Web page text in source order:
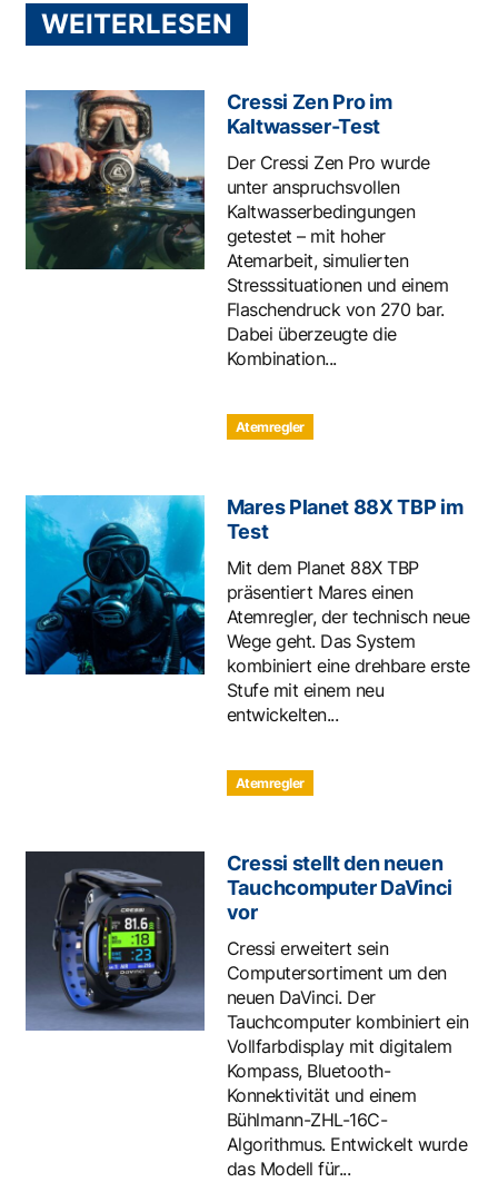
WEITERLESEN
Cressi Zen Pro im
Kaltwasser-Test
Der Cressi Zen Pro wurde
unter anspruchsvollen
Kaltwasserbedingungen
getestet – mit hoher
Atemarbeit, simulierten
Stresssituationen und einem
Flaschendruck von 270 bar.
Dabei überzeugte die
Kombination...
Atemregler
Mares Planet 88X TBP im
Test
Mit dem Planet 88X TBP
präsentiert Mares einen
Atemregler, der technisch neue
Wege geht. Das System
kombiniert eine drehbare erste
Stufe mit einem neu
entwickelten...
Atemregler
Cressi stellt den neuen
Tauchcomputer DaVinci
vor
Cressi erweitert sein
Computersortiment um den
neuen DaVinci. Der
Tauchcomputer kombiniert ein
Vollfarbdisplay mit digitalem
Kompass, Bluetooth-
Konnektivität und einem
Bühlmann-ZHL-16C-
Algorithmus. Entwickelt wurde
das Modell für...